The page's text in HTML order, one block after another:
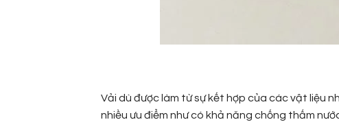
Vải dù được làm từ sự kết hợp của các vật liệu
nhiều ưu điểm như có khả năng chống thấm